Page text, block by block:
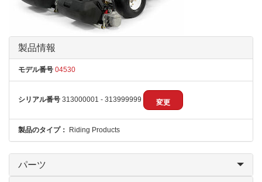
製品情報
モデル番号 04530
シリアル番号 313000001 - 313999999 変更
製品のタイプ： Riding Products
パーツ